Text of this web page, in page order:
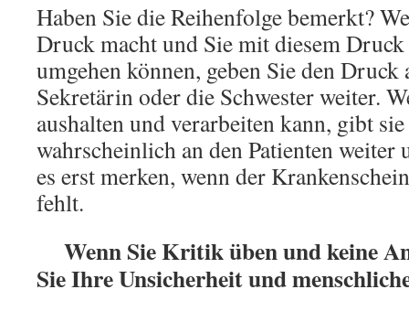
Haben Sie die Reihenfolge bemerkt?
Druck macht und Sie mit diesem
umgehen können, geben Sie den
Sekretärin oder die Schwester weiter.
aushalten und verarbeiten kann, gibt
wahrscheinlich an den Patienten weiter
es erst merken, wenn der
fehlt.
Wenn Sie Kritik üben und keine
Sie Ihre Unsicherheit und